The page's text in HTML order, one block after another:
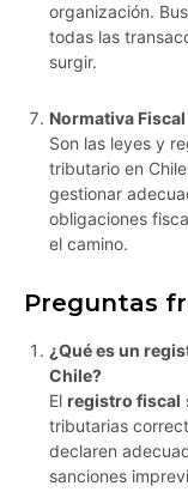
organización.
todas las
surgir.
Normativa Fiscal
Son las leyes y
tributario en
gestionar
obligaciones
el camino.
Preguntas
¿Qué es un
Chile?
El registro fiscal
tributarias
declaren
sanciones